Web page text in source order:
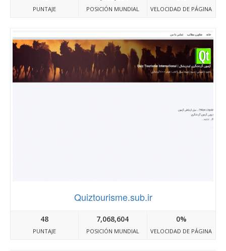
PUNTAJE POSICIÓN MUNDIAL VELOCIDAD DE PÁGINA
Quiztourisme.sub.ir
48
PUNTAJE
7,068,604
POSICIÓN MUNDIAL
0%
VELOCIDAD DE PÁGINA